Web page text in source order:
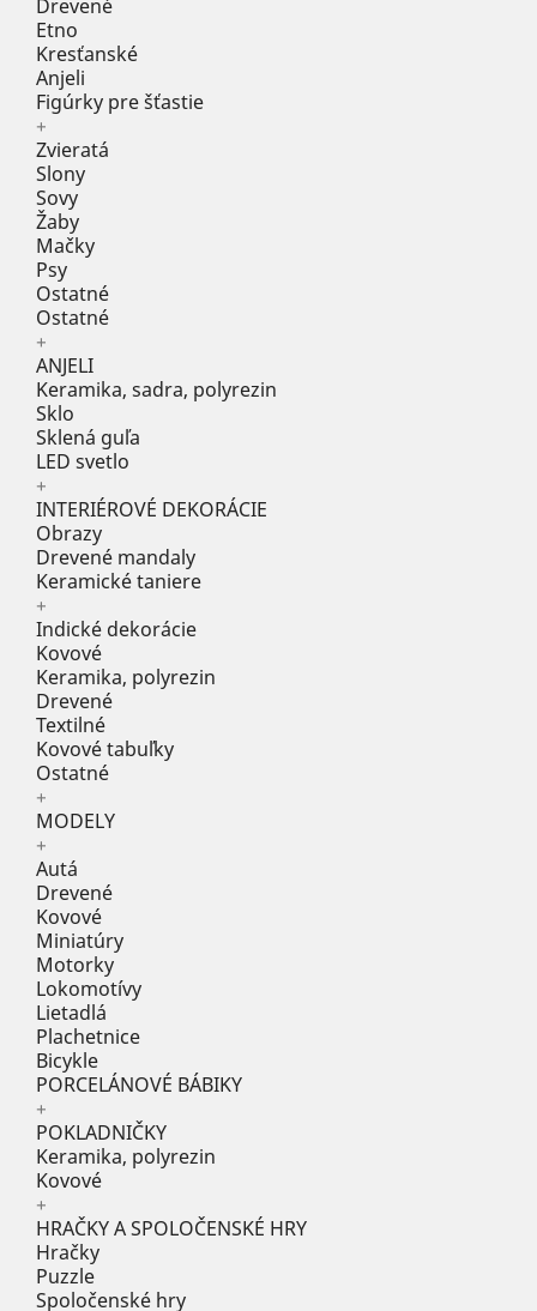
Drevené
Etno
Kresťanské
Anjeli
Figúrky pre šťastie
+
Zvieratá
Slony
Sovy
Žaby
Mačky
Psy
Ostatné
Ostatné
+
ANJELI
Keramika, sadra, polyrezin
Sklo
Sklená guľa
LED svetlo
+
INTERIÉROVÉ DEKORÁCIE
Obrazy
Drevené mandaly
Keramické taniere
+
Indické dekorácie
Kovové
Keramika, polyrezin
Drevené
Textilné
Kovové tabuľky
Ostatné
+
MODELY
+
Autá
Drevené
Kovové
Miniatúry
Motorky
Lokomotívy
Lietadlá
Plachetnice
Bicykle
PORCELÁNOVÉ BÁBIKY
+
POKLADNIČKY
Keramika, polyrezin
Kovové
+
HRAČKY A SPOLOČENSKÉ HRY
Hračky
Puzzle
Spoločenské hry